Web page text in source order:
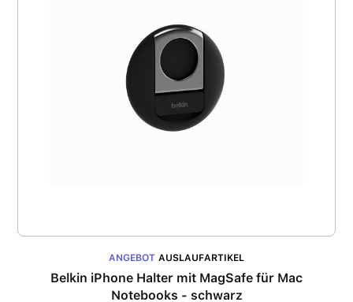
ANGEBOT AUSLAUFARTIKEL
Belkin iPhone Halter mit MagSafe für Mac
Notebooks - schwarz